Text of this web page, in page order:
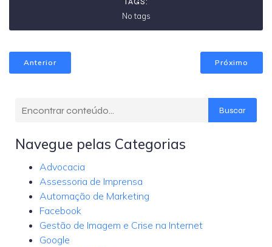
No tags
Anterior Próximo
Buscar
Navegue pelas Categorias
Advocacia
Assessoria de Imprensa
Automação de Marketing
Facebook
Gestão de Imagem e Crise na Internet
Google